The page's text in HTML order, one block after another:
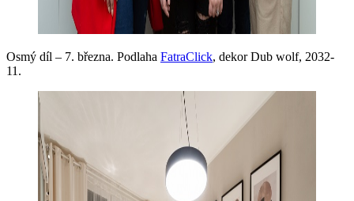
Osmý díl – 7. března. Podlaha FatraClick, dekor Dub wolf, 2032-
11.